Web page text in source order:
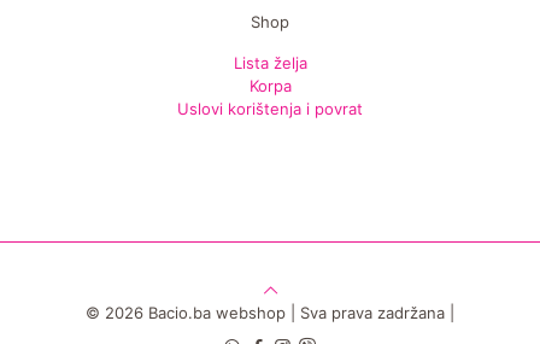
Shop
Lista želja
Korpa
Uslovi korištenja i povrat
© 2026 Bacio.ba webshop | Sva prava zadržana |